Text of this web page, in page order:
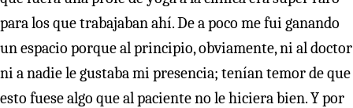
para los que trabajaban ahí. De a poco me fui ganando
un espacio porque al principio, obviamente, ni al doctor
ni a nadie le gustaba mi presencia; tenían temor de que
esto fuese algo que al paciente no le hiciera bien. Y por